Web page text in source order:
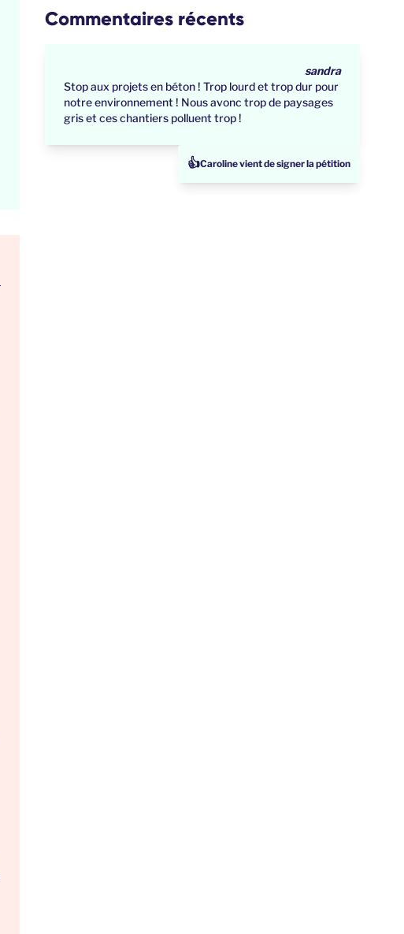
Commentaires récents
sandra
Stop aux projets en béton ! Trop lourd et trop dur pour
notre environnement ! Nous avonc trop de paysages
gris et ces chantiers polluent trop !
Laetitia l'a partagé sur les réseaux sociaux